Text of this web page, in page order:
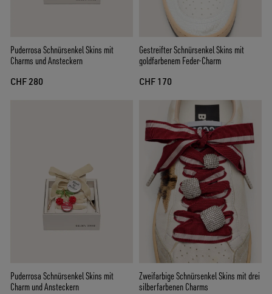
Puderrosa Schnürsenkel Skins mit
Charms und Ansteckern
CHF 280
Gestreifter Schnürsenkel Skins mit
goldfarbenem Feder-Charm
CHF 170
Puderrosa Schnürsenkel Skins mit
Charm und Ansteckern
Zweifarbige Schnürsenkel Skins mit drei
silberfarbenen Charms